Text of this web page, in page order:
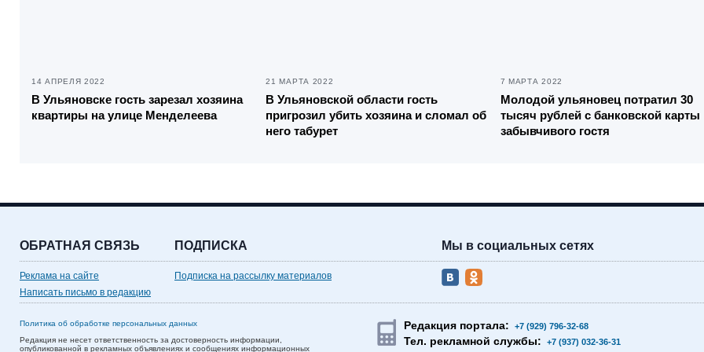
14 АПРЕЛЯ 2022
В Ульяновске гость зарезал хозяина
квартиры на улице Менделеева
21 МАРТА 2022
В Ульяновской области гость
пригрозил убить хозяина и сломал об
него табурет
7 МАРТА 2022
Молодой ульяновец потратил 30
тысяч рублей с банковской карты
забывчивого гостя
ОБРАТНАЯ СВЯЗЬ
Реклама на сайте
Написать письмо в редакцию
ПОДПИСКА
Подписка на рассылку материалов
Мы в социальных сетях
Политика об обработке персональных данных
Редакция не несет ответственность за достоверность информации,
опубликованной в рекламных объявлениях и сообщениях информационных
Редакция портала: +7 (929) 796-32-68
Тел. рекламной службы: +7 (937) 032-36-31